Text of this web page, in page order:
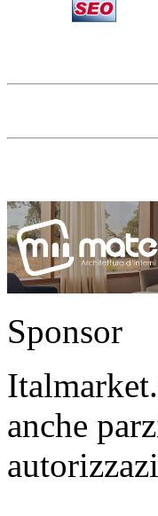
Sponsor
anche